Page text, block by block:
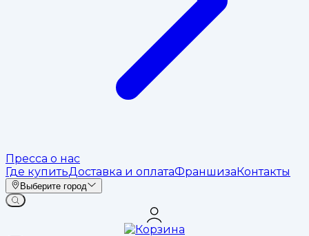
Пресса о нас
Где купитьДоставка и оплатаФраншизаКонтакты
Выберите город